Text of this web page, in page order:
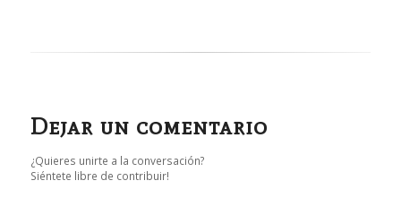
Dejar un comentario
¿Quieres unirte a la conversación?
Siéntete libre de contribuir!